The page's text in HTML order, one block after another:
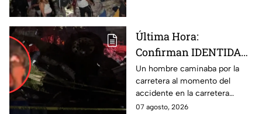
Última Hora:
Confirman IDENTIDAD
de uno de los
lesionados tras fatal
accid3nte en Irapuato
Un hombre caminaba por la
carretera al momento del
accidente en la carretera
Irapuato-Abasolo en el Trébol.
07 agosto, 2026